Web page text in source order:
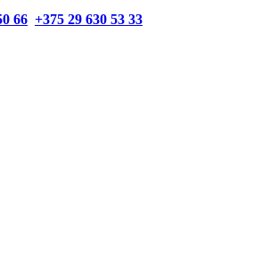
66 +375 29 630 53 33